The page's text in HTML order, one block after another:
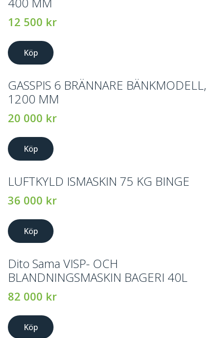
12 500 kr
Köp
GASSPIS 6 BRÄNNARE BÄNKMODELL,
1200 MM
20 000 kr
Köp
LUFTKYLD ISMASKIN 75 KG BINGE
36 000 kr
Köp
Dito Sama VISP- OCH
BLANDNINGSMASKIN BAGERI 40L
82 000 kr
Köp